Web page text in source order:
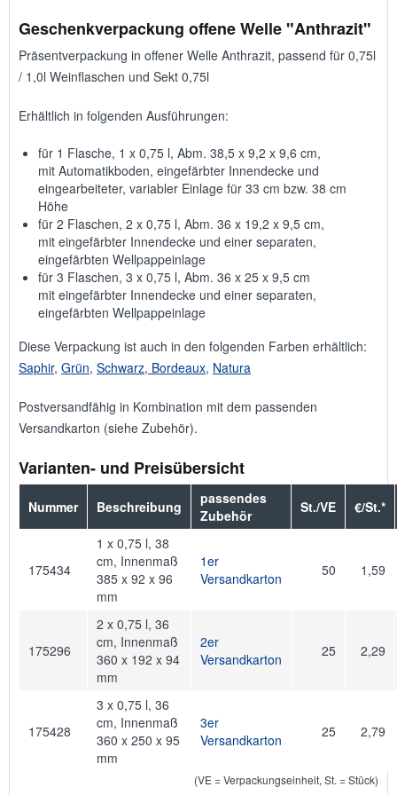
Geschenkverpackung offene Welle "Anthrazit"
Präsentverpackung in offener Welle Anthrazit, passend für 0,75l
/ 1,0l Weinflaschen und Sekt 0,75l
Erhältlich in folgenden Ausführungen:
für 1 Flasche, 1 x 0,75 l, Abm. 38,5 x 9,2 x 9,6 cm,
mit Automatikboden, eingefärbter Innendecke und
eingearbeiteter, variabler Einlage für 33 cm bzw. 38 cm
Höhe
für 2 Flaschen, 2 x 0,75 l, Abm. 36 x 19,2 x 9,5 cm,
mit eingefärbter Innendecke und einer separaten,
eingefärbten Wellpappeinlage
für 3 Flaschen, 3 x 0,75 l, Abm. 36 x 25 x 9,5 cm
mit eingefärbter Innendecke und einer separaten,
eingefärbten Wellpappeinlage
Diese Verpackung ist auch in den folgenden Farben erhältlich:
Saphir, Grün, Schwarz, Bordeaux, Natura
Postversandfähig in Kombination mit dem passenden
Versandkarton (siehe Zubehör).
Varianten- und Preisübersicht
Nummer Beschreibung
passendes
Zubehör
St./VE €/St.*
175434
1 x 0,75 l, 38
cm, Innenmaß
385 x 92 x 96
mm
1er
Versandkarton
50 1,59
175296
2 x 0,75 l, 36
cm, Innenmaß
360 x 192 x 94
mm
2er
Versandkarton
25 2,29
175428
3 x 0,75 l, 36
cm, Innenmaß
360 x 250 x 95
mm
3er
Versandkarton
25 2,79
(VE = Verpackungseinheit, St. = Stück)